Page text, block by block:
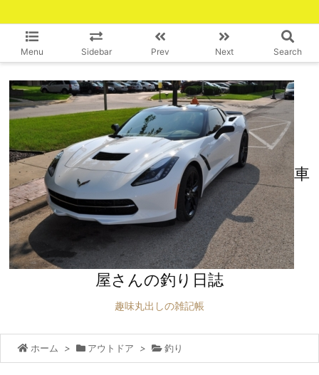
Menu Sidebar Prev Next Search
車
屋さんの釣り日誌
趣味丸出しの雑記帳
ホーム > アウトドア > 釣り